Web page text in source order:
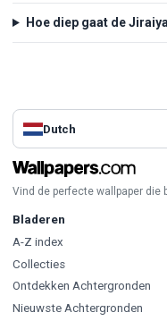
Hoe diep gaat de
Dutch
Vind de perfecte wallpaper die
Bladeren
A-Z index
Collecties
Ontdekken Achtergronden
Nieuwste Achtergronden